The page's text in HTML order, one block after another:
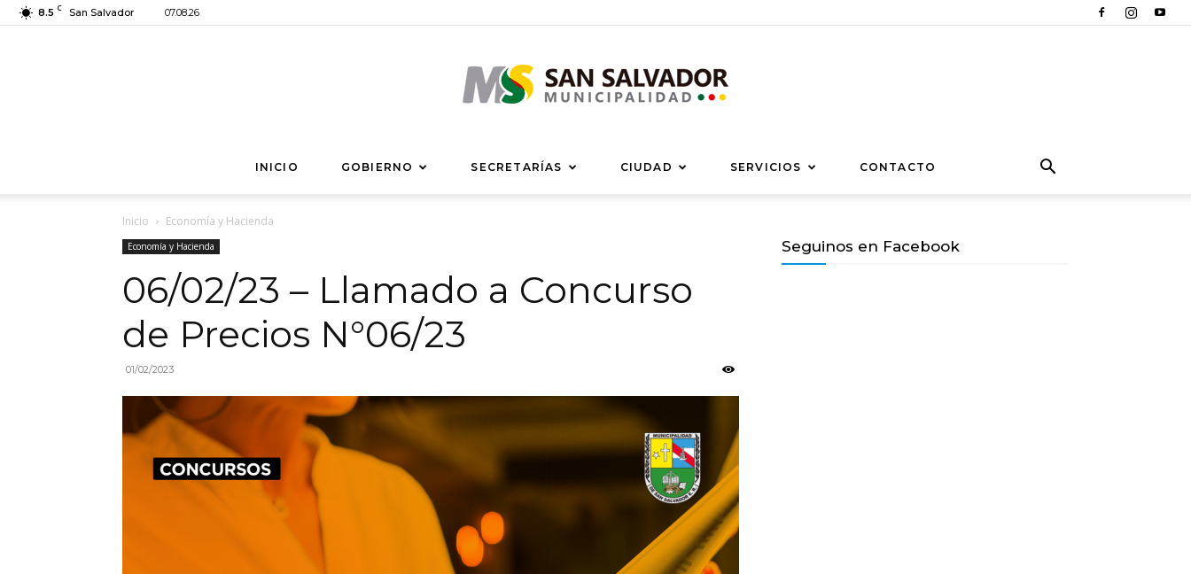
8.5 C San Salvador 07.08.26
Municipalidad
INICIO GOBIERNO SECRETARÍAS CIUDAD SERVICIOS CONTACTO
Inicio Economía y Hacienda
Economía y Hacienda
06/02/23 – Llamado a Concurso
de Precios N°06/23
01/02/2023
Seguinos en Facebook